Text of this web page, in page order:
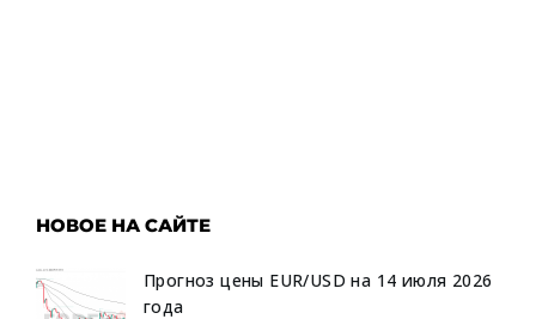
НОВОЕ НА САЙТЕ
Прогноз цены EUR/USD на 14 июля 2026
года